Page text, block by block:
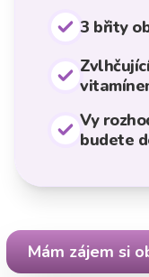
3 břity
Vy
budete
Mám zájem si